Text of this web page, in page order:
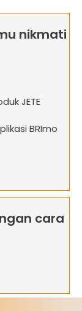
nikmati
JETE
BRImo
cara